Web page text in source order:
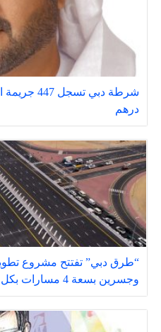
درهم
“طرق دبي” تفتتح مشروع
وجسرين بسعة 4 مسارات بكل اتجاه